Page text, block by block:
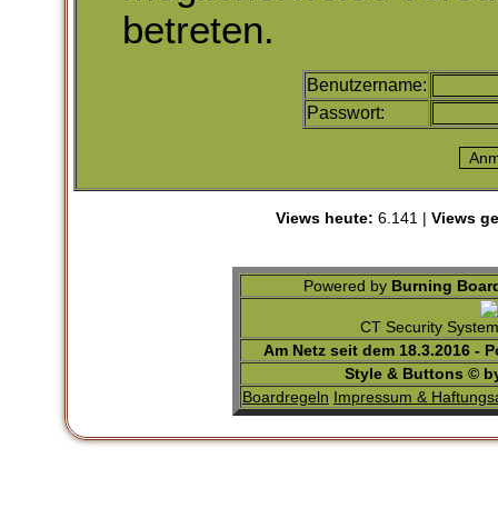
betreten.
Benutzername:
Passwort:
Views heute: 6.141 | Views
Powered by Burning
CT Security
Am Netz seit dem 18.3.2016 -
Style & Buttons ©
Boardregeln Impressum &